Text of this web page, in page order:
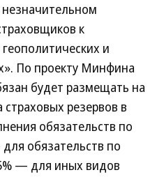
незначительном
к
и
По проекту Минфина
будет размещать на
резервов в
обязательств по
обязательств по
— для иных видов